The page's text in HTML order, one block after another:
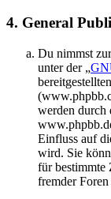
4. General
Du nimmst
unter der „
werden durch
Einfluss auf
wird. Sie
für bestimmte
fremder